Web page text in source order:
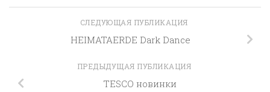
СЛЕДУЮЩАЯ ПУБЛИКАЦИЯ
HEIMATAERDE Dark Dance
ПРЕДЫДУЩАЯ ПУБЛИКАЦИЯ
TESCO новинки